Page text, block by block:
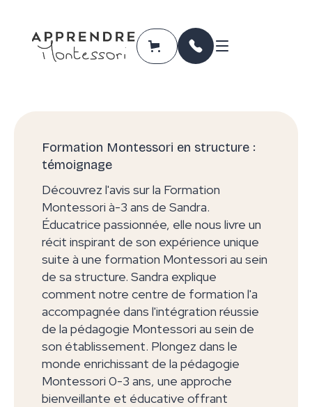
Formation Montessori en structure :
témoignage
Découvrez l'avis sur la Formation
Montessori à-3 ans de Sandra.
Éducatrice passionnée, elle nous livre un
récit inspirant de son expérience unique
suite à une formation Montessori au sein
de sa structure. Sandra explique
comment notre centre de formation l'a
accompagnée dans l'intégration réussie
de la pédagogie Montessori au sein de
son établissement. Plongez dans le
monde enrichissant de la pédagogie
Montessori 0-3 ans, une approche
bienveillante et éducative offrant